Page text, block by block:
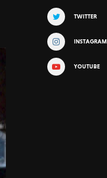
TWITTER
INSTAGRAM
YOUTUBE